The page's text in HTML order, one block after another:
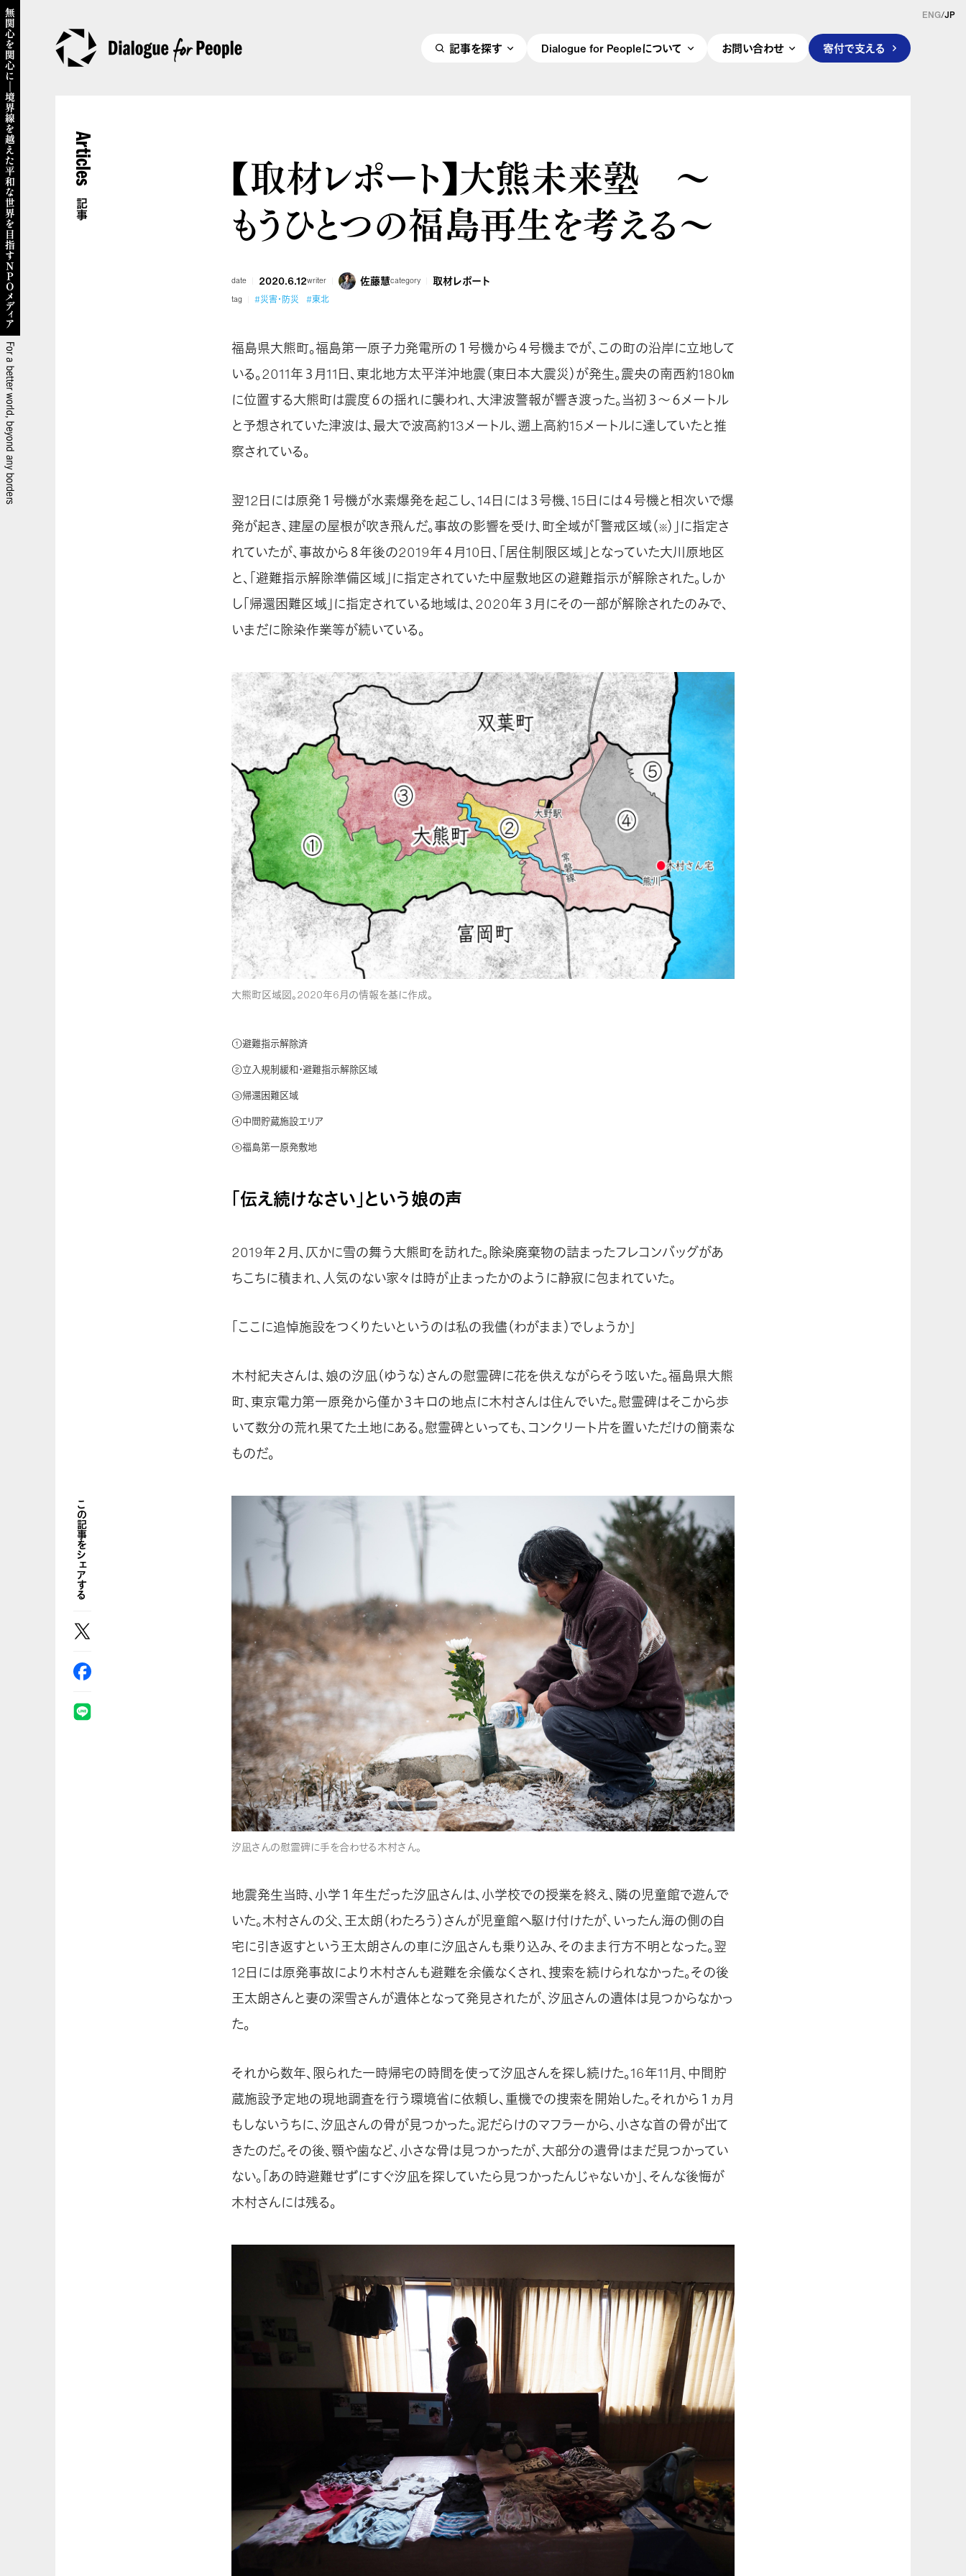
記事を探す Dialogue for Peopleについて お問い合わせ 寄付で支える
ENG/JP
Articles
記事
【取材レポート】大熊未来塾 ～
もうひとつの福島再生を考える～
date 2020.6.12writer 佐藤慧category 取材レポート
tag #災害・防災 #東北
福島県大熊町。福島第一原子力発電所の１号機から４号機までが、この町の沿岸に立地して
いる。2011年３月11日、東北地方太平洋沖地震（東日本大震災）が発生。震央の南西約180㎞
に位置する大熊町は震度６の揺れに襲われ、大津波警報が響き渡った。当初３～６メートル
と予想されていた津波は、最大で波高約13メートル、遡上高約15メートルに達していたと推
察されている。
翌12日には原発１号機が水素爆発を起こし、14日には３号機、15日には４号機と相次いで爆
発が起き、建屋の屋根が吹き飛んだ。事故の影響を受け、町全域が「警戒区域（※）」に指定さ
れていたが、事故から８年後の2019年４月10日、「居住制限区域」となっていた大川原地区
と、「避難指示解除準備区域」に指定されていた中屋敷地区の避難指示が解除された。しか
し「帰還困難区域」に指定されている地域は、2020年３月にその一部が解除されたのみで、
いまだに除染作業等が続いている。
大熊町区域図。2020年6月の情報を基に作成。
①避難指示解除済
②立入規制緩和・避難指示解除区域
③帰還困難区域
④中間貯蔵施設エリア
⑤福島第一原発敷地
「伝え続けなさい」という娘の声
2019年２月、仄かに雪の舞う大熊町を訪れた。除染廃棄物の詰まったフレコンバッグがあ
ちこちに積まれ、人気のない家々は時が止まったかのように静寂に包まれていた。
「ここに追悼施設をつくりたいというのは私の我儘（わがまま）でしょうか」
木村紀夫さんは、娘の汐凪（ゆうな）さんの慰霊碑に花を供えながらそう呟いた。福島県大熊
町、東京電力第一原発から僅か３キロの地点に木村さんは住んでいた。慰霊碑はそこから歩
いて数分の荒れ果てた土地にある。慰霊碑といっても、コンクリート片を置いただけの簡素な
ものだ。
汐凪さんの慰霊碑に手を合わせる木村さん。
地震発生当時、小学１年生だった汐凪さんは、小学校での授業を終え、隣の児童館で遊んで
いた。木村さんの父、王太朗（わたろう）さんが児童館へ駆け付けたが、いったん海の側の自
宅に引き返すという王太朗さんの車に汐凪さんも乗り込み、そのまま行方不明となった。翌
12日には原発事故により木村さんも避難を余儀なくされ、捜索を続けられなかった。その後
王太朗さんと妻の深雪さんが遺体となって発見されたが、汐凪さんの遺体は見つからなかっ
た。
それから数年、限られた一時帰宅の時間を使って汐凪さんを探し続けた。16年11月、中間貯
蔵施設予定地の現地調査を行う環境省に依頼し、重機での捜索を開始した。それから１ヵ月
もしないうちに、汐凪さんの骨が見つかった。泥だらけのマフラーから、小さな首の骨が出て
きたのだ。その後、顎や歯など、小さな骨は見つかったが、大部分の遺骨はまだ見つかってい
ない。「あの時避難せずにすぐ汐凪を探していたら見つかったんじゃないか」、そんな後悔が
木村さんには残る。
この記事をシェアする